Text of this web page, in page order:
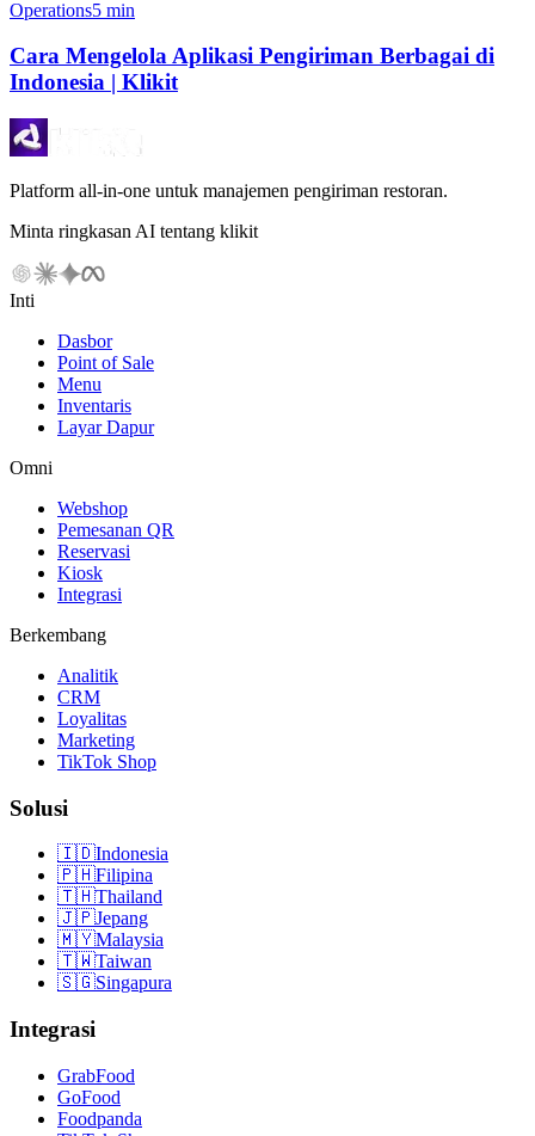
Operations5 min
Cara Mengelola Aplikasi Pengiriman Berbagai di
Indonesia | Klikit
Platform all-in-one untuk manajemen pengiriman restoran.
Minta ringkasan AI tentang klikit
Inti
Dasbor
Point of Sale
Menu
Inventaris
Layar Dapur
Omni
Webshop
Pemesanan QR
Reservasi
Kiosk
Integrasi
Berkembang
Analitik
CRM
Loyalitas
Marketing
TikTok Shop
Solusi
🇮🇩Indonesia
🇵🇭Filipina
🇹🇭Thailand
🇯🇵Jepang
🇲🇾Malaysia
🇹🇼Taiwan
🇸🇬Singapura
Integrasi
GrabFood
GoFood
Foodpanda